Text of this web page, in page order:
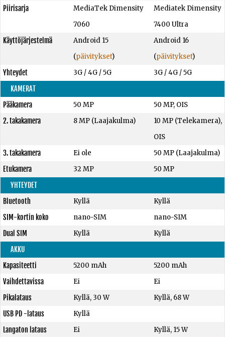
Piirisarja
MediaTek Dimensity
7060
Mediatek Dimensity
7400 Ultra
Käyttöjärjestelmä
Android 15
(päivitykset)
Android 16
(päivitykset)
Yhteydet
3G / 4G / 5G
3G / 4G / 5G
KAMERAT
Pääkamera
50 MP
50 MP, OIS
2. takakamera
8 MP (Laajakulma)
10 MP (Telekamera),
OIS
3. takakamera
Ei ole
50 MP (Laajakulma)
Etukamera
32 MP
50 MP
YHTEYDET
Bluetooth
Kyllä
Kyllä
SIM-kortin koko
nano-SIM
nano-SIM
Dual SIM
Kyllä
Kyllä
AKKU
Kapasiteetti
5200 mAh
5200 mAh
Vaihdettavissa
Ei
Ei
Pikalataus
Kyllä, 30 W
Kyllä, 68 W
USB PD -lataus
Kyllä
Langaton lataus
Ei
Kyllä, 15 W